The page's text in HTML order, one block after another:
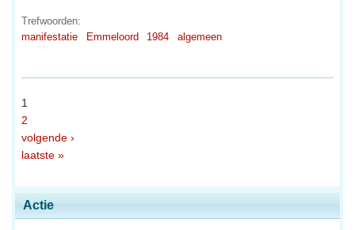
Actie
Trefwoorden:
manifestatie
Emmeloord 1984 algemeen
1
2
volgende ›
laatste »